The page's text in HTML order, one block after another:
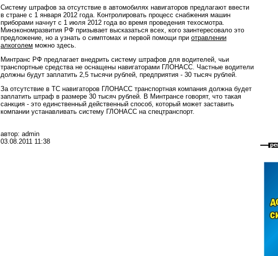
Систему штрафов за отсутствие в автомобилях навигаторов предлагают ввести
в стране с 1 января 2012 года. Контролировать процесс снабжения машин
приборами начнут с 1 июля 2012 года во время проведения техосмотра.
Минэкономразвития РФ призывает высказаться всех, кого заинтересовало это
предложение, но а узнать о симптомах и первой помощи при отравлении
алкоголем можно здесь.
Минтранс РФ предлагает внедрить систему штрафов для водителей, чьи
транспортные средства не оснащены навигаторами ГЛОНАСС. Частные водители
должны будут заплатить 2,5 тысячи рублей, предприятия - 30 тысяч рублей.
За отсутствие в ТС навигаторов ГЛОНАСС транспортная компания должна будет
заплатить штраф в размере 30 тысяч рублей. В Минтрансе говорят, что такая
санкция - это единственный действенный способ, который может заставить
компании устанавливать систему ГЛОНАСС на спецтранспорт.
автор: admin
03.08.2011 11:38